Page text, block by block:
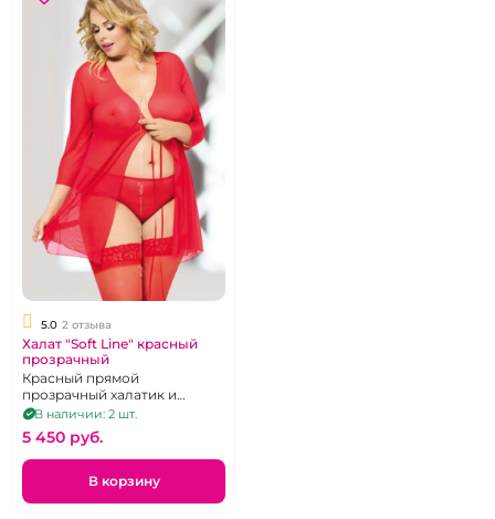
5.0 2 отзыва
Халат "Soft Line" красный
прозрачный
Красный прямой
прозрачный халатик и
трусики, р. 54-56
В наличии: 2 шт.
5 450 pуб.
В корзину